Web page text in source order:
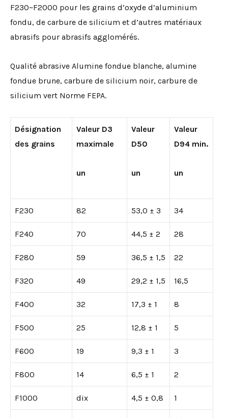
F230~F2000 pour les grains d’oxyde d’aluminium
fondu, de carbure de silicium et d’autres matériaux
abrasifs pour abrasifs agglomérés.
Qualité abrasive Alumine fondue blanche, alumine
fondue brune, carbure de silicium noir, carbure de
silicium vert Norme FEPA.
Désignation
des grains
Valeur D3
maximale
un
Valeur
D50
un
Valeur
D94 min.
un
F230 82 53,0 ± 3 34
F240 70 44,5 ± 2 28
F280 59 36,5 ± 1,5 22
F320 49 29,2 ± 1,5 16,5
F400 32 17,3 ± 1 8
F500 25 12,8 ± 1 5
F600 19 9,3 ± 1 3
F800 14 6,5 ± 1 2
F1000 dix 4,5 ± 0,8 1